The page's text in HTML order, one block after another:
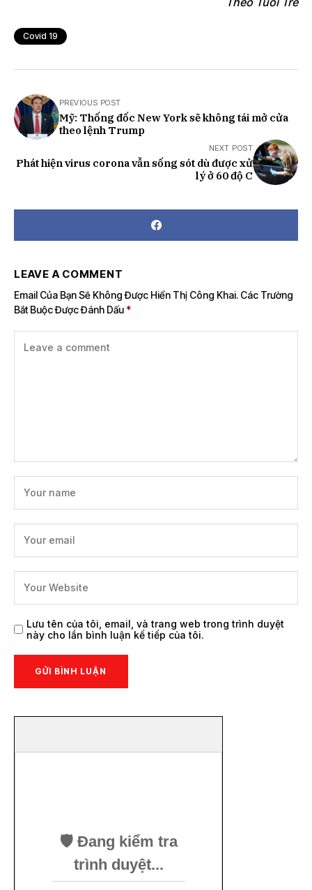
Covid 19
PREVIOUS POST
Mỹ: Thống đốc New York sẽ không tái mở cửa
theo lệnh Trump
NEXT POST
Phát hiện virus corona vẫn sống sót dù được xử
lý ở 60 độ C
LEAVE A COMMENT
Email Của Bạn Sẽ Không Được Hiển Thị Công Khai. Các Trường
Bắt Buộc Được Đánh Dấu *
Lưu tên của tôi, email, và trang web trong trình duyệt
này cho lần bình luận kế tiếp của tôi.